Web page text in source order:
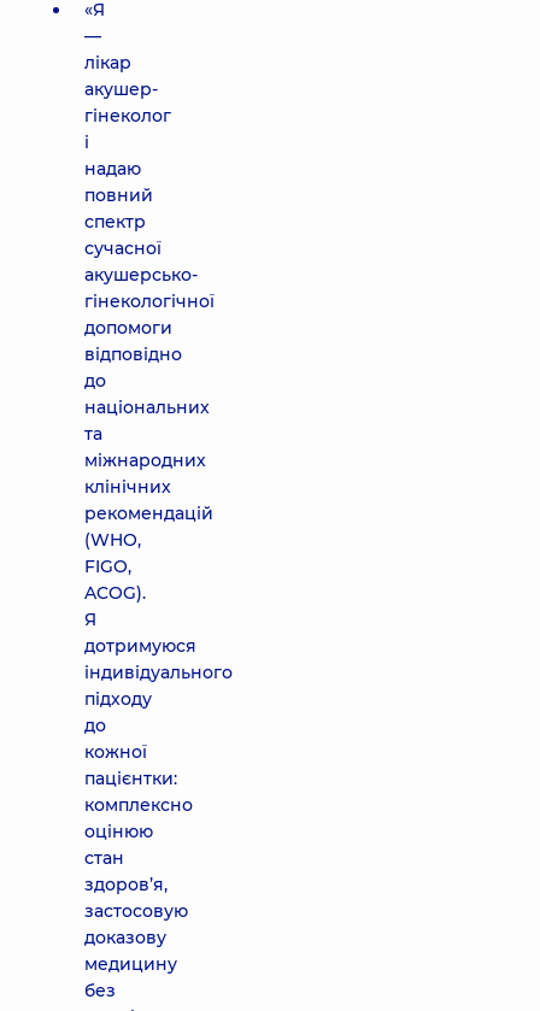
«Я
—
лікар
акушер-
гінеколог
і
надаю
повний
спектр
сучасної
акушерсько-
гінекологічної
допомоги
відповідно
до
національних
та
міжнародних
клінічних
рекомендацій
(WHO,
FIGO,
ACOG).
Я
дотримуюся
індивідуального
підходу
до
кожної
пацієнтки:
комплексно
оцінюю
стан
здоров’я,
застосовую
доказову
медицину
без